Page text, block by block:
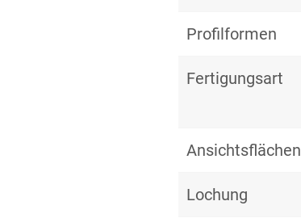
Profilformen
Fertigungsart
Ansichtsflächen
Lochung